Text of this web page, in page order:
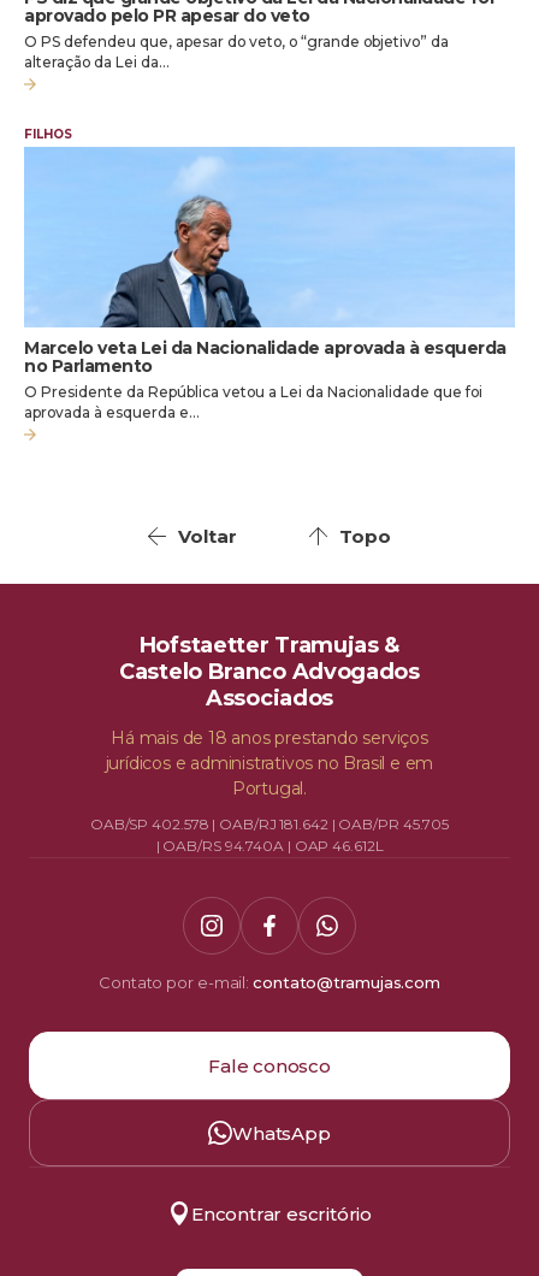
aprovado pelo PR apesar do veto
O PS defendeu que, apesar do veto, o “grande objetivo” da
alteração da Lei da…
FILHOS
Marcelo veta Lei da Nacionalidade aprovada à esquerda
no Parlamento
O Presidente da República vetou a Lei da Nacionalidade que foi
aprovada à esquerda e…
Voltar Topo
Hofstaetter Tramujas &
Castelo Branco Advogados
Associados
Há mais de 18 anos prestando serviços
jurídicos e administrativos no Brasil e em
Portugal.
OAB/SP 402.578 | OAB/RJ 181.642 | OAB/PR 45.705
| OAB/RS 94.740A | OAP 46.612L
Contato por e-mail: contato@tramujas.com
Fale conosco
WhatsApp
Encontrar escritório